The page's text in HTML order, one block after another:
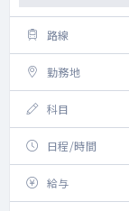
路線
勤務地
科目
日程/時間
給与